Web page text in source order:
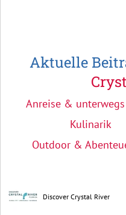
Aktuelle
Anreise &
Kulinarik
Outdoor &
Discover Crystal River